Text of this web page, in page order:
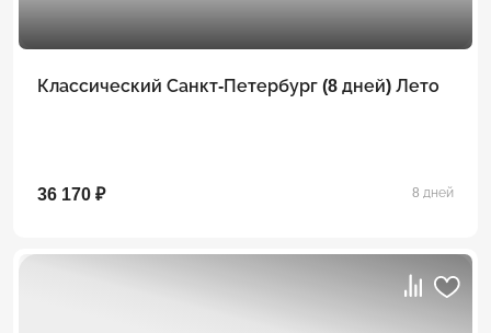
Классический Санкт-Петербург (8 дней) Лето
36 170 ₽ 8 дней